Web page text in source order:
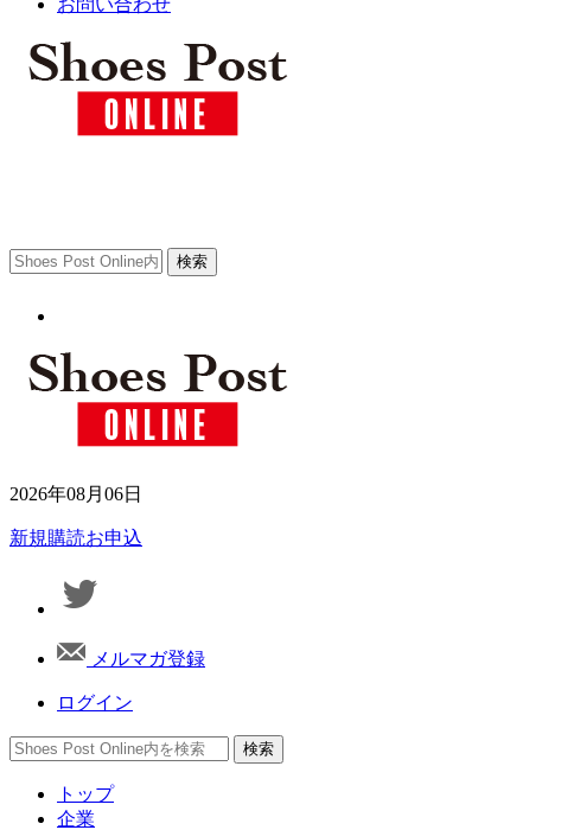
お問い合わせ
2026年08月06日
新規購読お申込
メルマガ登録
ログイン
トップ
企業